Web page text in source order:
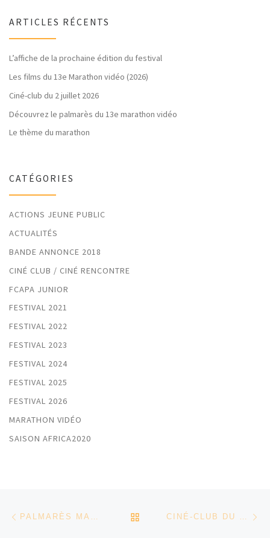
ARTICLES RÉCENTS
L’affiche de la prochaine édition du festival
Les films du 13e Marathon vidéo (2026)
Ciné-club du 2 juillet 2026
Découvrez le palmarès du 13e marathon vidéo
Le thème du marathon
CATÉGORIES
ACTIONS JEUNE PUBLIC
ACTUALITÉS
BANDE ANNONCE 2018
CINÉ CLUB / CINÉ RENCONTRE
FCAPA JUNIOR
FESTIVAL 2021
FESTIVAL 2022
FESTIVAL 2023
FESTIVAL 2024
FESTIVAL 2025
FESTIVAL 2026
MARATHON VIDÉO
SAISON AFRICA2020
Parcourir les articlesRETOUR À LA LISTE